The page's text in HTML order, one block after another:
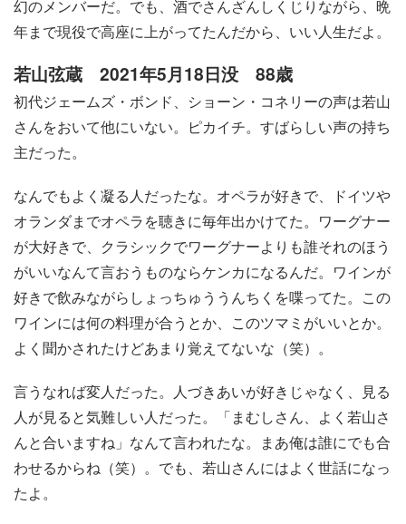
幻のメンバーだ。でも、酒でさんざんしくじりながら、晩
年まで現役で高座に上がってたんだから、いい人生だよ。
若山弦蔵 2021年5月18日没 88歳
初代ジェームズ・ボンド、ショーン・コネリーの声は若山
さんをおいて他にいない。ピカイチ。すばらしい声の持ち
主だった。
なんでもよく凝る人だったな。オペラが好きで、ドイツや
オランダまでオペラを聴きに毎年出かけてた。ワーグナー
が大好きで、クラシックでワーグナーよりも誰それのほう
がいいなんて言おうものならケンカになるんだ。ワインが
好きで飲みながらしょっちゅううんちくを喋ってた。この
ワインには何の料理が合うとか、このツマミがいいとか。
よく聞かされたけどあまり覚えてないな（笑）。
言うなれば変人だった。人づきあいが好きじゃなく、見る
人が見ると気難しい人だった。「まむしさん、よく若山さ
んと合いますね」なんて言われたな。まあ俺は誰にでも合
わせるからね（笑）。でも、若山さんにはよく世話になっ
たよ。